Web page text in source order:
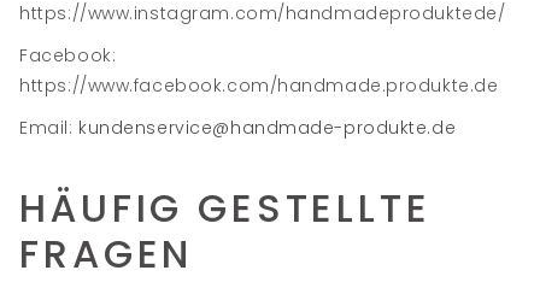
https://www.instagram.com/handmadeproduktede/
Facebook:
https://www.facebook.com/handmade.produkte.de
Email: kundenservice@handmade-produkte.de
HÄUFIG GESTELLTE
FRAGEN